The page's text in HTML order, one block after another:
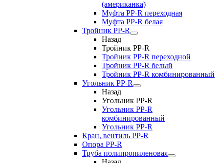
(американка)
Муфта РР-R переходная
Муфта РР-R белая
Тройник PP-R
Назад
Тройник PP-R
Тройник РР-R переходной
Тройник РР-R белый
Тройник РР-R комбинированный
Угольник PP-R
Назад
Угольник PP-R
Угольник РР-R
комбинированный
Угольник РР-R
Кран, вентиль PP-R
Опора PP-R
Труба полипропиленовая